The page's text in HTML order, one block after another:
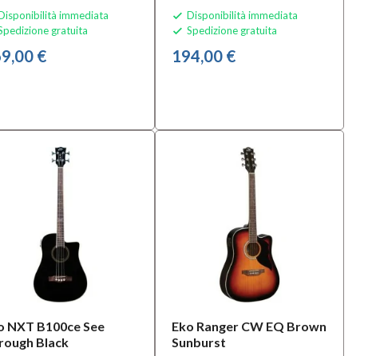
immediata
gratuita
€
 Disponibilità immediata
 Spedizione gratuita
194,00 €
NXT B100ce See
Black
Eko Ranger CW EQ Brown
Sunburst